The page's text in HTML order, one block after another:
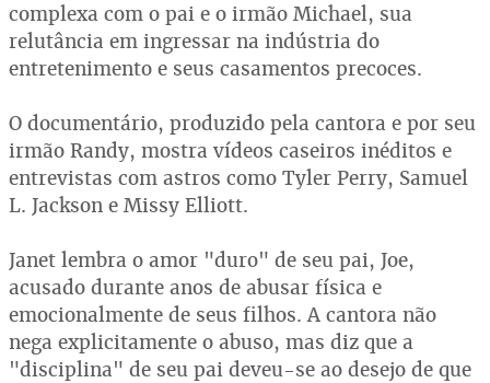
complexa com o pai e o irmão Michael, sua
relutância em ingressar na indústria do
entretenimento e seus casamentos precoces.
O documentário, produzido pela cantora e por seu
irmão Randy, mostra vídeos caseiros inéditos e
entrevistas com astros como Tyler Perry, Samuel
L. Jackson e Missy Elliott.
Janet lembra o amor "duro" de seu pai, Joe,
acusado durante anos de abusar física e
emocionalmente de seus filhos. A cantora não
nega explicitamente o abuso, mas diz que a
"disciplina" de seu pai deveu-se ao desejo de que